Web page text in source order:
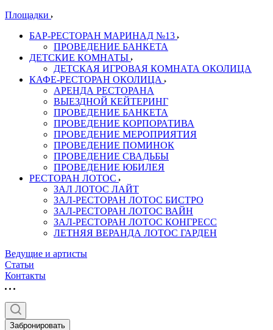
Площадки
БАР-РЕСТОРАН МАРИНАД №13
ПРОВЕДЕНИЕ БАНКЕТА
ДЕТСКИЕ КОМНАТЫ
ДЕТСКАЯ ИГРОВАЯ КОМНАТА ОКОЛИЦА
КАФЕ-РЕСТОРАН ОКОЛИЦА
АРЕНДА РЕСТОРАНА
ВЫЕЗДНОЙ КЕЙТЕРИНГ
ПРОВЕДЕНИЕ БАНКЕТА
ПРОВЕДЕНИЕ КОРПОРАТИВА
ПРОВЕДЕНИЕ МЕРОПРИЯТИЯ
ПРОВЕДЕНИЕ ПОМИНОК
ПРОВЕДЕНИЕ СВАДЬБЫ
ПРОВЕДЕНИЕ ЮБИЛЕЯ
РЕСТОРАН ЛОТОС
ЗАЛ ЛОТОС ЛАЙТ
ЗАЛ-РЕСТОРАН ЛОТОС БИСТРО
ЗАЛ-РЕСТОРАН ЛОТОС ВАЙН
ЗАЛ-РЕСТОРАН ЛОТОС КОНГРЕСС
ЛЕТНЯЯ ВЕРАНДА ЛОТОС ГАРДЕН
Ведущие и артисты
Статьи
Контакты
Забронировать